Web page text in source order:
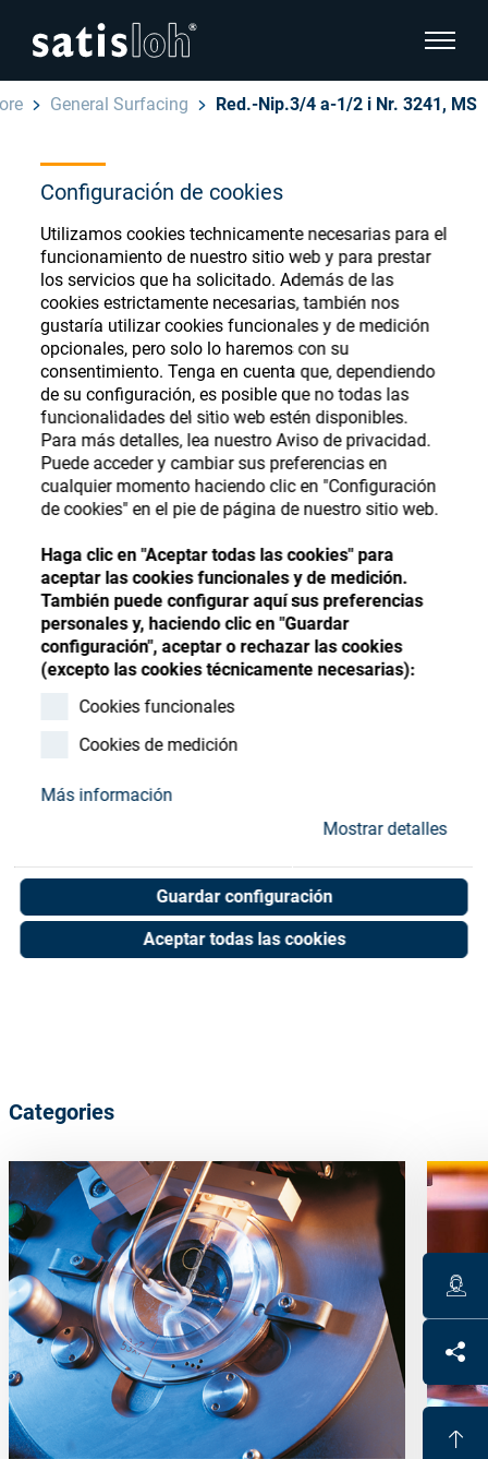
Configuración de cookies
Utilizamos cookies technicamente necesarias para el
funcionamiento de nuestro sitio web y para prestar
los servicios que ha solicitado. Además de las
cookies estrictamente necesarias, también nos
gustaría utilizar cookies funcionales y de medición
opcionales, pero solo lo haremos con su
consentimiento. Tenga en cuenta que, dependiendo
de su configuración, es posible que no todas las
funcionalidades del sitio web estén disponibles.
Para más detalles, lea nuestro Aviso de privacidad.
Puede acceder y cambiar sus preferencias en
cualquier momento haciendo clic en "Configuración
de cookies" en el pie de página de nuestro sitio web.
Haga clic en "Aceptar todas las cookies" para
aceptar las cookies funcionales y de medición.
También puede configurar aquí sus preferencias
personales y, haciendo clic en "Guardar
configuración", aceptar o rechazar las cookies
(excepto las cookies técnicamente necesarias):
Cookies funcionales
Cookies de medición
Más información
Mostrar detalles
Guardar configuración
Aceptar todas las cookies
show
Español
Oftálmica
Óptica de Precisión
Quiénes Somos
Carrera
Recursos
Contacto
Store
hide page navigation
English
Deutsch
汉语
Français
General Surfacing Red.-Nip.3/4 a-1/2 i Nr. 3241, MS
Ophthalmic Consumables
Store
Register or Sign-in to access your accounts
and explore our wide range of ophthalmic
consumables
Register Sign-In
Red.-Nip.3/4 a-1/2 i Nr.
3241, MS
Unit of measure : Piece
Shop now
Categories